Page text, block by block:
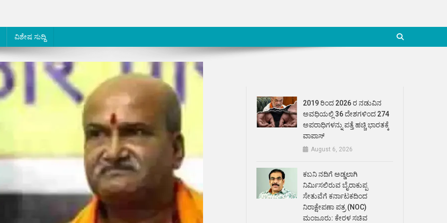
ವಿಶೇಷ ಸುದ್ದಿ
2019 ರಿಂದ 2026 ರ ನಡುವಿನ
ಅವಧಿಯಲ್ಲಿ 36 ದೇಶಗಳಿಂದ 274
ಅಪರಾಧಿಗಳನ್ನು ಪತ್ತೆ ಹಚ್ಚಿ ಭಾರತಕ್ಕೆ
ವಾಪಾಸ್
August 6, 2026
ಕಬನಿ ನದಿಗೆ ಅಡ್ಡಲಾಗಿ
ನಿರ್ಮಿಸಲಿರುವ ಬೈರಾಕುಪ್ಪ
ಸೇತುವೆಗೆ ಕರ್ನಾಟಕದಿಂದ
ನಿರಾಕ್ಷೇಪಣಾ ಪತ್ರ (NOC)
ಮಂಜೂರು: ಕೇರಳ ಸಚಿವ